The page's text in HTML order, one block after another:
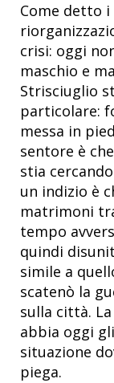
Come detto i
crisi: oggi
maschio e
Strisciuglio
particolare:
messa in
sentore è
stia
un indizio è
matrimoni
tempo
quindi
simile a
scatenò la
sulla città.
abbia oggi
situazione
piega.